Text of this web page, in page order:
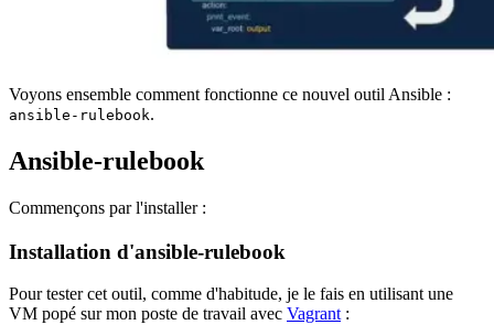
Voyons ensemble comment fonctionne ce nouvel outil Ansible :
ansible-rulebook.
Ansible-rulebook
Commençons par l'installer :
Installation d'ansible-rulebook
Pour tester cet outil, comme d'habitude, je le fais en utilisant une
VM popé sur mon poste de travail avec Vagrant :